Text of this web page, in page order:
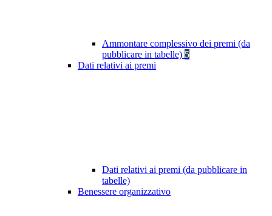
Ammontare complessivo dei premi (da
pubblicare in tabelle) 5
Dati relativi ai premi
Dati relativi ai premi (da pubblicare in
tabelle)
Benessere organizzativo